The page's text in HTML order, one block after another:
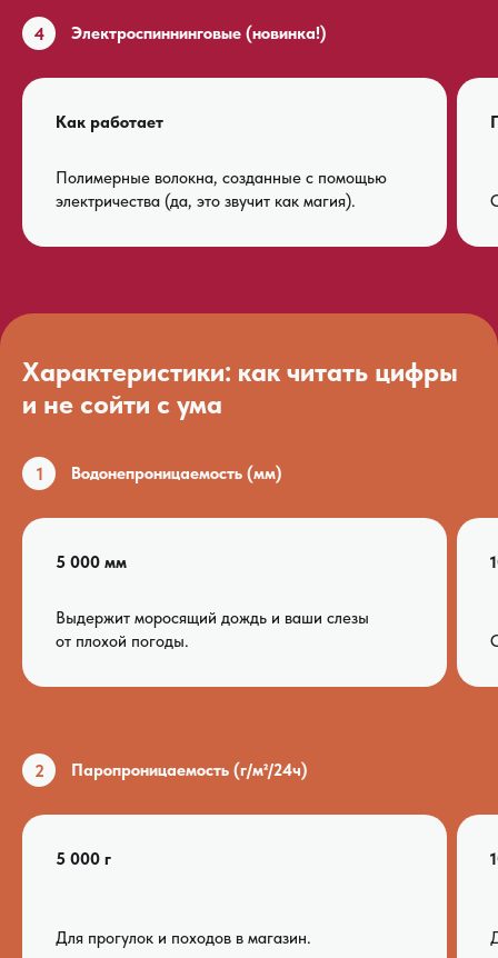
4 Электроспиннинговые (новинка!)
Как работает
Полимерные волокна, созданные с помощью
электричества (да, это звучит как магия).
Характеристики: как читать цифры
и не сойти с ума
1 Водонепроницаемость (мм)
5 000 мм
Выдержит моросящий дождь и ваши слезы
от плохой погоды.
2 Паропроницаемость (г/м²/24ч)
5 000 г
Для прогулок и походов в магазин.